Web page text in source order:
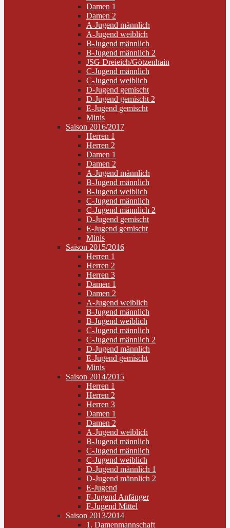
Damen 1
Damen 2
A-Jugend männlich
A-Jugend weiblich
B-Jugend männlich
B-Jugend männlich 2
JSG Dreieich/Götzenhain
C-Jugend männlich
C-Jugend weiblich
D-Jugend gemischt
D-Jugend gemischt 2
E-Jugend gemischt
Minis
Saison 2016/2017
Herren 1
Herren 2
Damen 1
Damen 2
A-Jugend männlich
B-Jugend männlich
B-Jugend weiblich
C-Jugend männlich
C-Jugend männlich 2
D-Jugend gemischt
E-Jugend gemischt
Minis
Saison 2015/2016
Herren 1
Herren 2
Herren 3
Damen 1
Damen 2
A-Jugend weiblich
B-Jugend männlich
B-Jugend weiblich
C-Jugend männlich
C-Jugend männlich 2
D-Jugend männlich
E-Jugend gemischt
Minis
Saison 2014/2015
Herren 1
Herren 2
Herren 3
Damen 1
Damen 2
A-Jugend weiblich
B-Jugend männlich
C-Jugend männlich
C-Jugend weiblich
D-Jugend männlich 1
D-Jugend männlich 2
E-Jugend
F-Jugend Anfänger
F-Jugend Mittel
Saison 2013/2014
1. Damenmannschaft